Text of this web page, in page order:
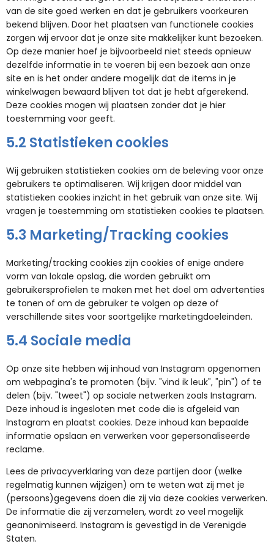
van de site goed werken en dat je gebruikers voorkeuren
bekend blijven. Door het plaatsen van functionele cookies
zorgen wij ervoor dat je onze site makkelijker kunt bezoeken.
Op deze manier hoef je bijvoorbeeld niet steeds opnieuw
dezelfde informatie in te voeren bij een bezoek aan onze
site en is het onder andere mogelijk dat de items in je
winkelwagen bewaard blijven tot dat je hebt afgerekend.
Deze cookies mogen wij plaatsen zonder dat je hier
toestemming voor geeft.
5.2 Statistieken cookies
Wij gebruiken statistieken cookies om de beleving voor onze
gebruikers te optimaliseren. Wij krijgen door middel van
statistieken cookies inzicht in het gebruik van onze site. Wij
vragen je toestemming om statistieken cookies te plaatsen.
5.3 Marketing/Tracking cookies
Marketing/tracking cookies zijn cookies of enige andere
vorm van lokale opslag, die worden gebruikt om
gebruikersprofielen te maken met het doel om advertenties
te tonen of om de gebruiker te volgen op deze of
verschillende sites voor soortgelijke marketingdoeleinden.
5.4 Sociale media
Op onze site hebben wij inhoud van Instagram opgenomen
om webpagina's te promoten (bijv. "vind ik leuk", "pin") of te
delen (bijv. "tweet") op sociale netwerken zoals Instagram.
Deze inhoud is ingesloten met code die is afgeleid van
Instagram en plaatst cookies. Deze inhoud kan bepaalde
informatie opslaan en verwerken voor gepersonaliseerde
reclame.
Lees de privacyverklaring van deze partijen door (welke
regelmatig kunnen wijzigen) om te weten wat zij met je
(persoons)gegevens doen die zij via deze cookies verwerken.
De informatie die zij verzamelen, wordt zo veel mogelijk
geanonimiseerd. Instagram is gevestigd in de Verenigde
Staten.